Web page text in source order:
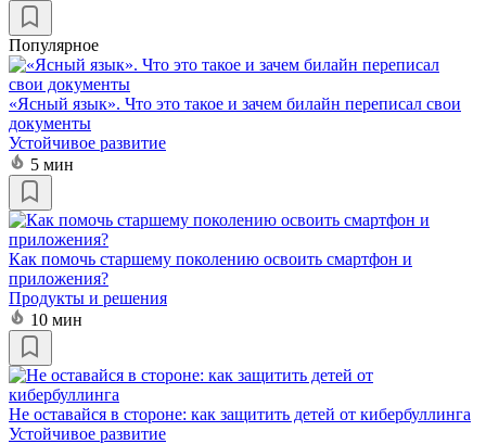
Популярное
«Ясный язык». Что это такое и зачем билайн переписал свои
документы
Устойчивое развитие
5 мин
Как помочь старшему поколению освоить смартфон и
приложения?
Продукты и решения
10 мин
Не оставайся в стороне: как защитить детей от кибербуллинга
Устойчивое развитие